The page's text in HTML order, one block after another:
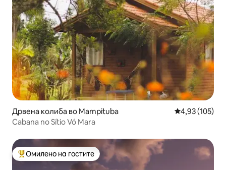
Дрвена колиба во Mampituba Просечна
4,93 (105)
Cabana no Sítio Vó Mara
Меѓу најуспешните „Омилени на гостите“
Омилено на гостите